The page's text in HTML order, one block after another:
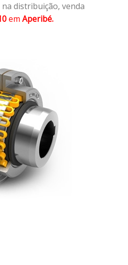
distribuição, venda
em Aperibé.